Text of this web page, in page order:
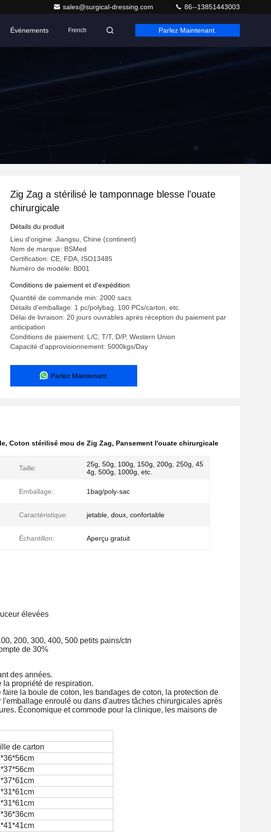
sales@surgical-dressing.com 86--13851443003
Événements French Parlez Maintenant.
Zig Zag a stérilisé le tamponnage blesse l'ouate
chirurgicale
Détails du produit
Lieu d'origine: Jiangsu, Chine (continent)
Nom de marque: BSMed
Certification: CE, FDA, ISO13485
Numéro de modèle: B001
Conditions de paiement et d'expédition
Quantité de commande min: 2000 sacs
Détails d'emballage: 1 pc/polybag, 100 PCs/carton, etc.
Délai de livraison: 20 jours ouvrables après réception du paiement par
anticipation
Conditions de paiement: L/C, T/T, D/P, Western Union
Capacité d'approvisionnement: 5000kgs/Day
Parlez Maintenant.
, Coton stérilisé mou de Zig Zag, Pansement l'ouate chirurgicale
Taille:
25g, 50g, 100g, 150g, 200g, 250g, 45
4g, 500g, 1000g, etc.
Emballage: 1bag/poly-sac
Caractéristique: jetable, doux, confortable
Échantillon: Aperçu gratuit
élevées
200, 300, 400, 500 petits pains/ctn
de 30%
des années.
la propriété de respiration.
la boule de coton, les bandages de coton, la protection de
enroulé ou dans d'autres tâches chirurgicales après
Économique et commode pour la clinique, les maisons de
de carton